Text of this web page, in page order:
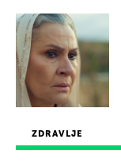
ZDRAVLJE